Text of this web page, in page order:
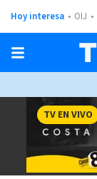
Hoy interesa OIJ
TV EN VIVO